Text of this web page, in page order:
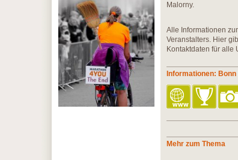
Malorny.
Alle Informationen
Veranstalters. Hier
Kontaktdaten für alle
Informationen:
Mehr zum Thema